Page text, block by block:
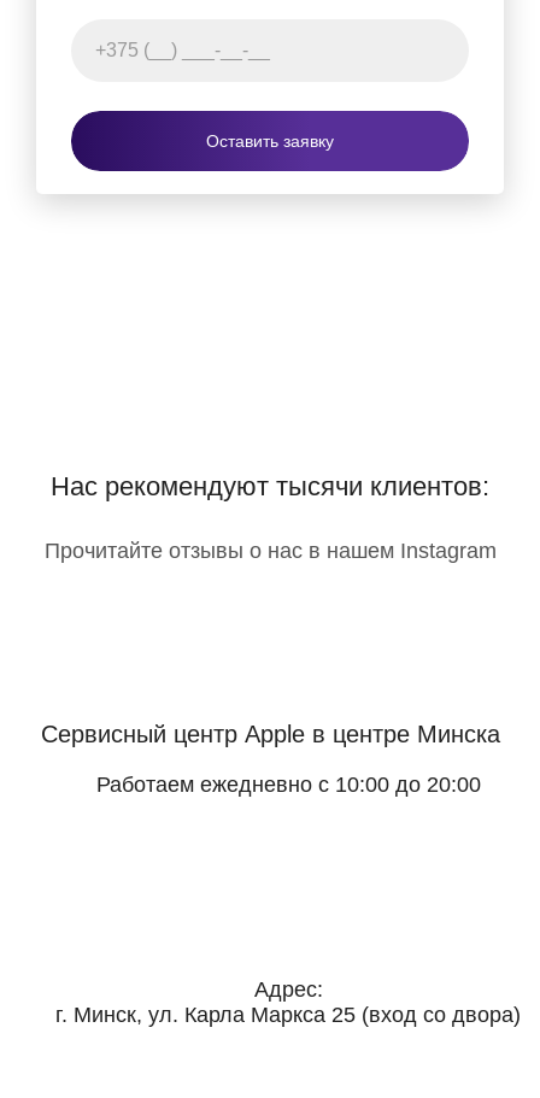
Оставить заявку
Нас рекомендуют тысячи клиентов:
Прочитайте отзывы о нас в нашем Instagram
Сервисный центр Appleв центре Минска
Работаем ежедневно с 10:00 до 20:00
Адрес:
г. Минск, ул. Карла Маркса 25 (вход со двора)